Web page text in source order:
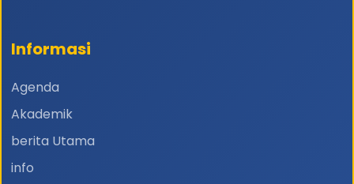
Informasi
Agenda
Akademik
berita Utama
info